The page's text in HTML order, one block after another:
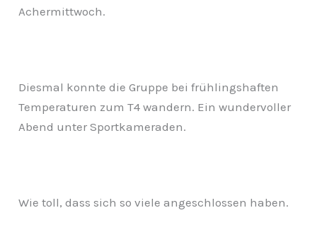
Achermittwoch.
Diesmal konnte die Gruppe bei frühlingshaften
Temperaturen zumT4 wandern. Ein wundervoller
Abend unter Sportkameraden.
Wie toll, dass sich so viele angeschlossen haben.